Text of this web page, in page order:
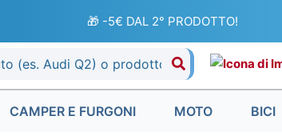
🎁 -5€ DAL 2° PRODOTTO!
CAMPER E FURGONI MOTO BICI